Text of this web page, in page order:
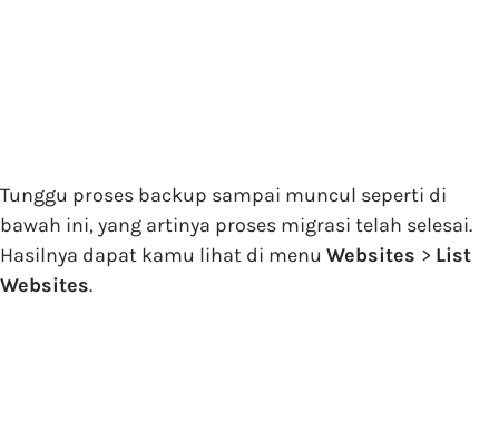
Tunggu proses backup sampai muncul seperti di
bawah ini, yang artinya proses migrasi telah selesai.
Hasilnya dapat kamu lihat di menu Websites > List
Websites.